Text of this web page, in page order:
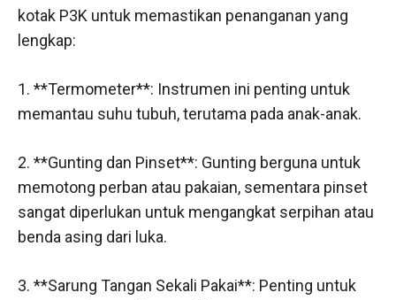
kotak P3K untuk memastikan penanganan yang
lengkap:
1. **Termometer**: Instrumen ini penting untuk
memantau suhu tubuh, terutama pada anak-anak.
2. **Gunting dan Pinset**: Gunting berguna untuk
memotong perban atau pakaian, sementara pinset
sangat diperlukan untuk mengangkat serpihan atau
benda asing dari luka.
3. **Sarung Tangan Sekali Pakai**: Penting untuk